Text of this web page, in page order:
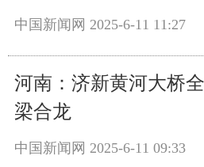
中国新闻网 2025-6-11 11:27
河南：济新黄河大桥
梁合龙
中国新闻网 2025-6-11 09:33